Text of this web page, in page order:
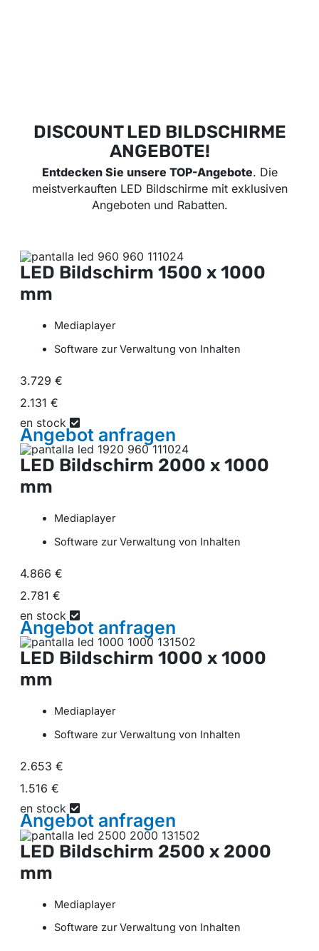
DISCOUNT LED BILDSCHIRME
ANGEBOTE!
Entdecken Sie unsere TOP-Angebote. Die
meistverkauften LED Bildschirme mit exklusiven
Angeboten und Rabatten.
LED Bildschirm 1500 x 1000
mm
Mediaplayer
Software zur Verwaltung von Inhalten
3.729 €
2.131 €
en stock
Angebot anfragen
LED Bildschirm 2000 x 1000
mm
Mediaplayer
Software zur Verwaltung von Inhalten
4.866 €
2.781 €
en stock
Angebot anfragen
LED Bildschirm 1000 x 1000
mm
Mediaplayer
Software zur Verwaltung von Inhalten
2.653 €
1.516 €
en stock
Angebot anfragen
LED Bildschirm 2500 x 2000
mm
Mediaplayer
Software zur Verwaltung von Inhalten